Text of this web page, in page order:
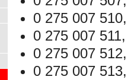
0 275 007 510,
0 275 007 511,
0 275 007 512,
0 275 007 513,